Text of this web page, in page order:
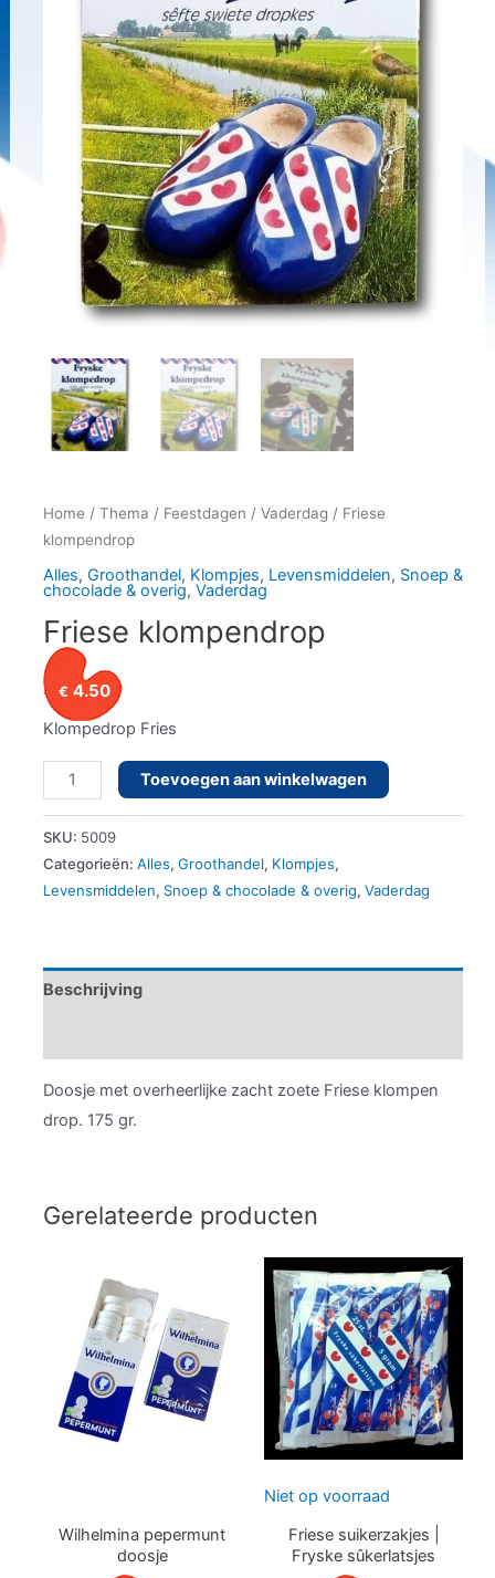
Home / Thema / Feestdagen / Vaderdag / Friese
klompendrop
Alles, Groothandel, Klompjes, Levensmiddelen, Snoep &
chocolade & overig, Vaderdag
Friese klompendrop
€ 4.50
Klompedrop Fries
Friese
klompendrop
aantal
Toevoegen aan winkelwagen
SKU: 5009
Categorieën: Alles, Groothandel, Klompjes,
Levensmiddelen, Snoep & chocolade & overig, Vaderdag
Beschrijving
Doosje met overheerlijke zacht zoete Friese klompen
drop. 175 gr.
Gerelateerde producten
Wilhelmina pepermunt
doosje
Niet op voorraad
Friese suikerzakjes |
Fryske sûkerlatsjes